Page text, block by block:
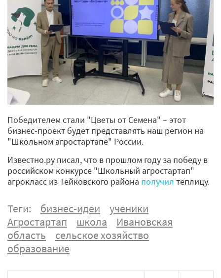
Победителем стали "Цветы от Семена" – этот
бизнес-проект будет представлять наш регион на
"Школьном агростартапе" России.
Известно.ру писал, что в прошлом году за победу в
российском конкурсе "Школьный агростартап"
агрокласс из Тейковского района получил теплицу.
Теги: бизнес-идеи
ученики
Агростартап
школа
Ивановская
область
сельское хозяйство
образование